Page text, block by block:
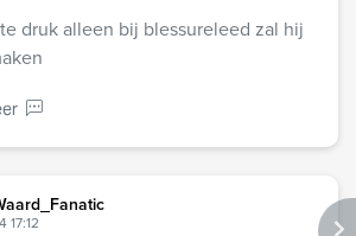
druk alleen bij blessureleed zal hij
17:12